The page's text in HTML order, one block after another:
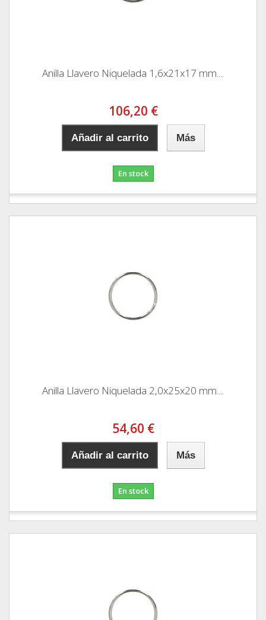
Anilla Llavero Niquelada 1,6x21x17 mm....
106,20 €
Añadir al carrito Más
En stock
Anilla Llavero Niquelada 2,0x25x20 mm....
54,60 €
Añadir al carrito Más
En stock